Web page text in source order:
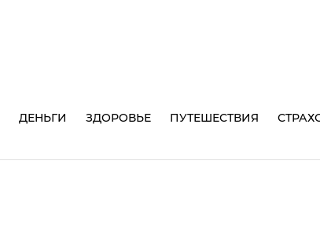
ДЕНЬГИ ЗДОРОВЬЕ ПУТЕШЕСТВИЯ